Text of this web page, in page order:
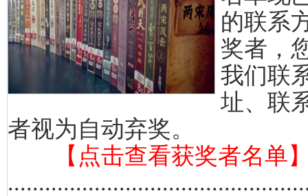
的联系
奖者，
我们联
址、联
者视为自动弃奖。
【点击查看获奖者名单